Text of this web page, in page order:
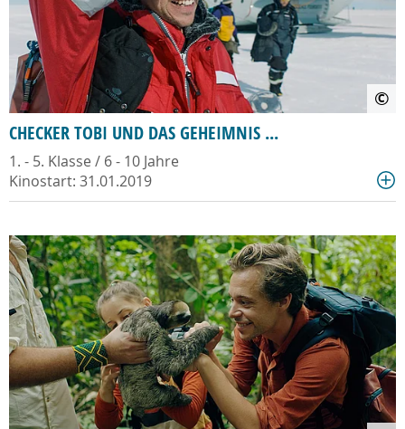
©
CHECKER TOBI UND DAS GEHEIMNIS ...
1. - 5. Klasse / 6 - 10 Jahre
Kinostart: 31.01.2019